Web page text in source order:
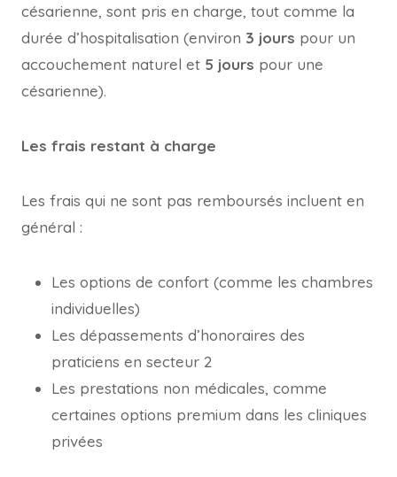
césarienne, sont pris en charge, tout comme la
durée d’hospitalisation (environ 3 jours pour un
accouchement naturel et 5 jours pour une
césarienne).
Les frais restant à charge
Les frais qui ne sont pas remboursés incluent en
général :
Les options de confort (comme les chambres
individuelles)
Les dépassements d’honoraires des
praticiens en secteur 2
Les prestations non médicales, comme
certaines options premium dans les cliniques
privées